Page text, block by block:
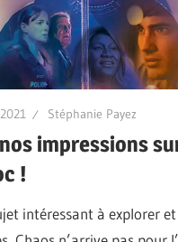
Stéphanie Payez
nos impressions
!
intéressant à explorer